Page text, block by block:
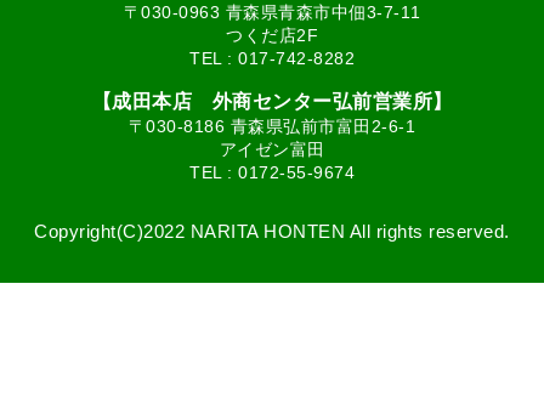
〒030-0963 青森県青森市中佃3-7-11
つくだ店2F
TEL : 017-742-8282
【成田本店 外商センター弘前営業所】
〒030-8186 青森県弘前市富田2-6-1
アイゼン富田
TEL : 0172-55-9674
Copyright(C)2022 NARITA HONTEN All rights reserved.